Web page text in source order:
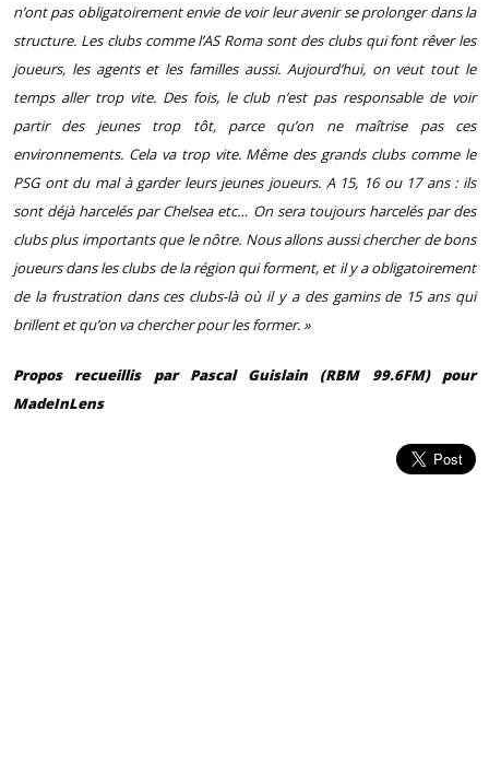
n’ont pas obligatoirement envie de voir leur avenir se prolonger dans la
structure. Les clubs comme l’AS Roma sont des clubs qui font rêver les
joueurs, les agents et les familles aussi. Aujourd’hui, on veut tout le
temps aller trop vite. Des fois, le club n’est pas responsable de voir
partir des jeunes trop tôt, parce qu’on ne maîtrise pas ces
environnements. Cela va trop vite. Même des grands clubs comme le
PSG ont du mal à garder leurs jeunes joueurs. A 15, 16 ou 17 ans : ils
sont déjà harcelés par Chelsea etc… On sera toujours harcelés par des
clubs plus importants que le nôtre. Nous allons aussi chercher de bons
joueurs dans les clubs de la région qui forment, et il y a obligatoirement
de la frustration dans ces clubs-là où il y a des gamins de 15 ans qui
brillent et qu’on va chercher pour les former. »
Propos recueillis par Pascal Guislain (RBM 99.6FM) pour
MadeInLens